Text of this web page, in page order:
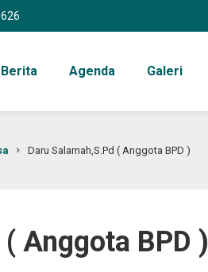
Berita Agenda Galeri
Daru Salamah,S.Pd ( Anggota BPD )
Anggota BPD )